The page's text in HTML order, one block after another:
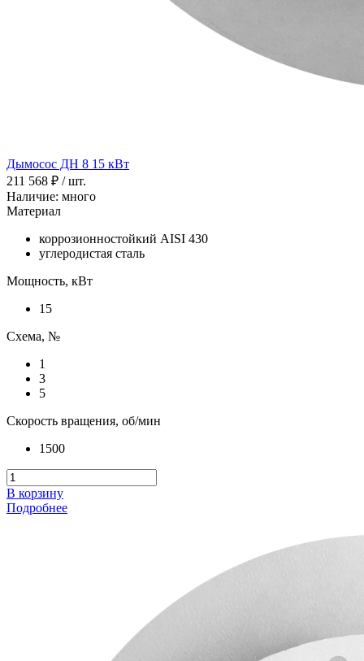
Дымосос ДН 8 15 кВт
211 568 ₽ / шт.
Наличие: много
Материал
коррозионностойкий AISI 430
углеродистая сталь
Мощность, кВт
15
Схема, №
1
3
5
Скорость вращения, об/мин
1500
В корзину
Подробнее